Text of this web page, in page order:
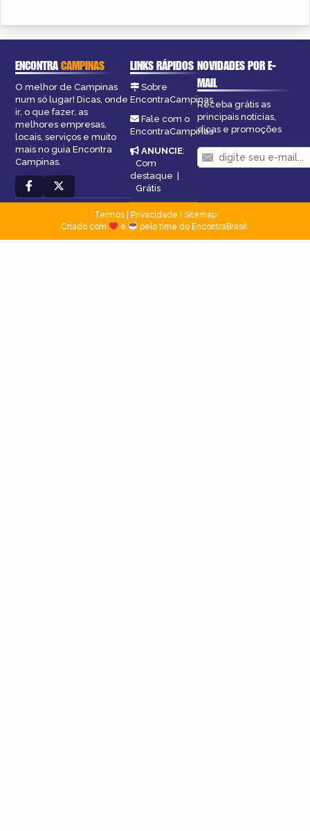
ENCONTRACAMPINAS
O melhor de Campinas
num só lugar! Dicas, onde
ir, o que fazer, as
melhores empresas,
locais, serviços e muito
mais no guia Encontra
Campinas.
LINKS RÁPIDOS
Sobre
EncontraCampinas
Fale com o
EncontraCampinas
ANUNCIE:
Com
destaque |
Grátis
NOVIDADES POR E-
MAIL
Receba grátis as
principais notícias,
dicas e promoções
Termos| Privacidade
Sitemap
Criado com
e pelo time do EncontraBrasil